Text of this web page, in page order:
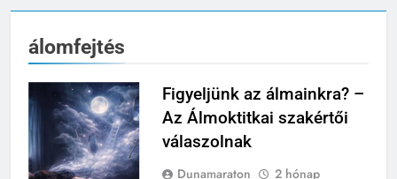
álomfejtés
Figyeljünk az álmainkra? –
Az Álmoktitkai szakértői
válaszolnak
Dunamaraton
2 hónap